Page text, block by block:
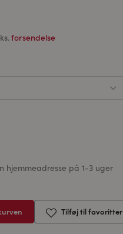
forsendelse
hjemmeadresse på 1-3 uger
Tilføj til favoritter